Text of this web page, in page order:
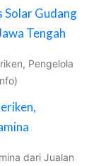
Solar Gudang
Tengah
Pengelola
dari Jualan